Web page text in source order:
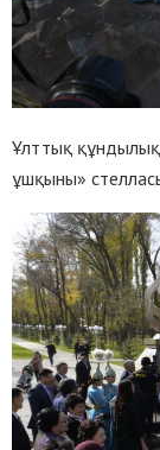
Ұлттық
ұшқыны»